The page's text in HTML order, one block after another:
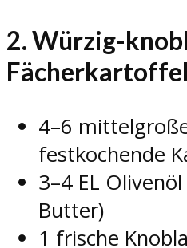
2. Würzig-
4–6
festkochende
3–4 EL
Butter)
1 frische